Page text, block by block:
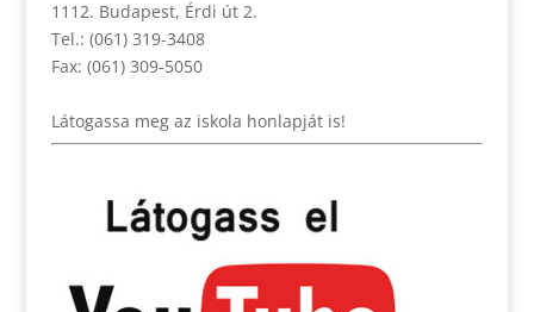
1112. Budapest, Érdi út 2.
Tel.: (061) 319-3408
Fax: (061) 309-5050
Látogassa meg az iskola honlapját is!